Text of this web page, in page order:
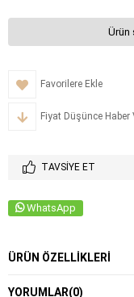
Ürün
Favorilere Ekle
Fiyat Düşünce Haber
TAVSIYE ET
WhatsApp
ÜRÜN ÖZELLIKLERI
YORUMLAR(0)